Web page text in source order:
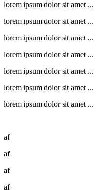
lorem ipsum dolor sit amet ...
lorem ipsum dolor sit amet ...
lorem ipsum dolor sit amet ...
lorem ipsum dolor sit amet ...
lorem ipsum dolor sit amet ...
lorem ipsum dolor sit amet ...
lorem ipsum dolor sit amet ...
af
af
af
af